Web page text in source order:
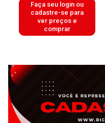
Faça seu login ou
cadastre-se para
ver preços e
comprar